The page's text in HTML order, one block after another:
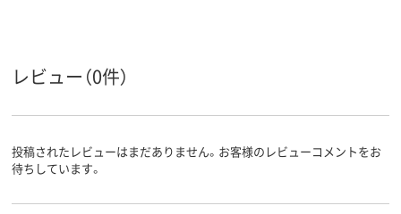
レビュー（0件）
投稿されたレビューはまだありません。お客様のレビューコメントをお
待ちしています。